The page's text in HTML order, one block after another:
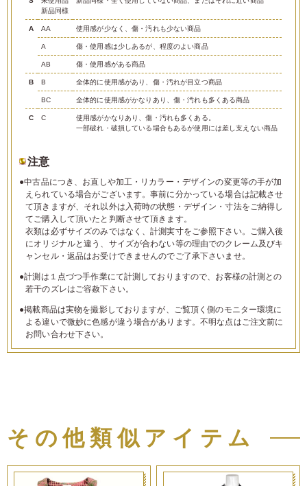
新品同様
A AA 使用感が少なく、傷・汚れも少ない商品
A 傷・使用感は少しあるが、程度のよい商品
AB 傷・使用感がある商品
B B 全体的に使用感があり、傷・汚れが目立つ商品
BC 全体的に使用感がかなりあり、傷・汚れも多くある商品
C C
使用感がかなりあり、傷・汚れも多くある。
一部破れ・破損している場合もあるが使用には差し支えない商品
注意
●中古品につき、お直しや加工・リカラー・デザインの変更等の手が加
えられている場合がございます。事前に分かっている場合は記載させ
て頂きますが、それ以外は入荷時の状態・デザイン・寸法をご納得し
てご購入して頂いたと判断させて頂きます。
衣類は必ずサイズのみではなく、計測実寸をご参照下さい。ご購入後
にオリジナルと違う、サイズが合わない等の理由でのクレーム及びキ
ャンセル・返品はお受けできませんのでご了承下さいませ。
●計測は１点づつ手作業にて計測しておりますので、お客様の計測との
若干のズレはご容赦下さい。
●掲載商品は実物を撮影しておりますが、ご覧頂く側のモニター環境に
よる違いで微妙に色感が違う場合があります。不明な点はご注文前に
お問い合わせ下さい。
その他類似アイテム